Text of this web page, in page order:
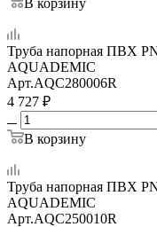
Труба напорная ПВХ
AQUADEMIC
Арт.AQC280006R
4 727 ₽
В корзину
Труба напорная ПВХ
AQUADEMIC
Арт.AQC250010R